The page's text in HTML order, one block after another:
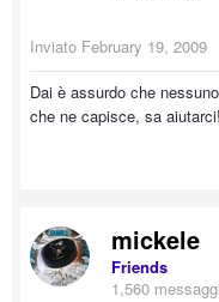
Inviato February 19, 2009
Dai è assurdo che
che ne capisce, sa aiutarci!
mickele
Friends
1,560 messaggi